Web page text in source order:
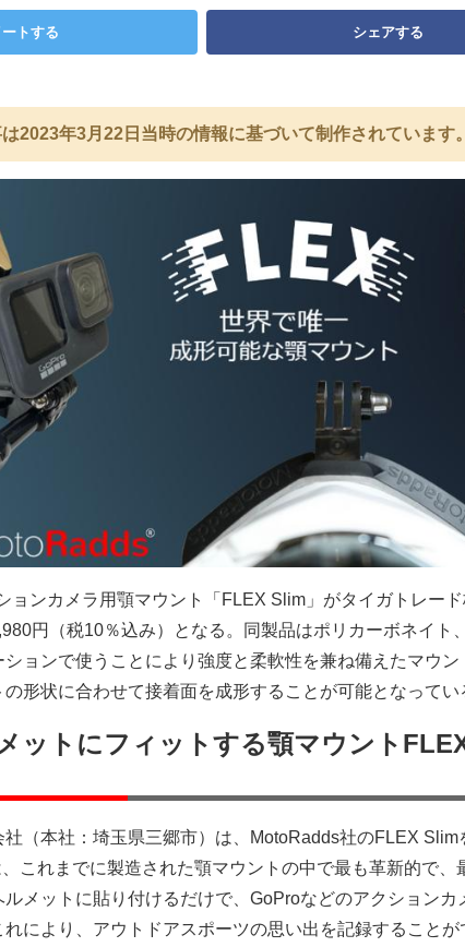
トする シェアする
2023年3月22日当時の情報に基づいて制作されています。
ョンカメラ用顎マウント「FLEX Slim」がタイガトレー
円（税10％込み）となる。同製品はポリカーボネイト
ョンで使うことにより強度と柔軟性を兼ね備えたマウン
形状に合わせて接着面を成形することが可能となってい
ットにフィットする顎マウント
社（本社：埼玉県三郷市）は、MotoRadds社のFLEX Slim
これまでに製造された顎マウントの中で最も革新的で、
メットに貼り付けるだけで、GoProなどのアクションカ
により、アウトドアスポーツの思い出を記録することが